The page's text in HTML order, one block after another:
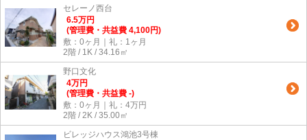
セレーノ西台
6.5万円
(管理費・共益費 4,100円)
敷：0ヶ月｜礼：1ヶ月
2階 / 1K / 34.16㎡
野口文化
4万円
(管理費・共益費 -)
敷：0ヶ月｜礼：4万円
2階 / 2K / 35.00㎡
ビレッジハウス鴻池3号棟